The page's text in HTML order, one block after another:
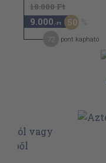
18.000 Ft
9.000 ,-Ft 50
pont kapható